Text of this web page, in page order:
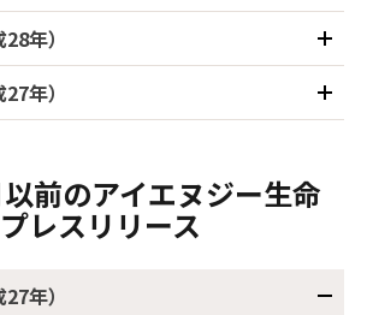
年）
年）
前のアイエヌジー生命
レスリリース
年）